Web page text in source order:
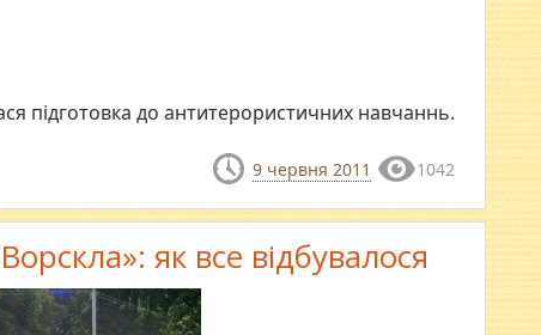
підготовка до антитерористичних навчаннь.
9 червня 2011 1042
як все відбувалося